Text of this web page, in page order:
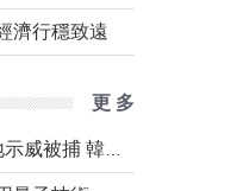
濟行穩致遠
更 多